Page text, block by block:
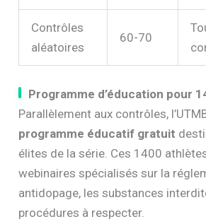
Contrôles
aléatoires
60-70
Programme d’éducation pour
Parallèlement aux contrôles,
programme éducatif gratuit
élites de la série. Ces 1400
webinaires spécialisés sur la
antidopage, les substances
procédures à respecter.